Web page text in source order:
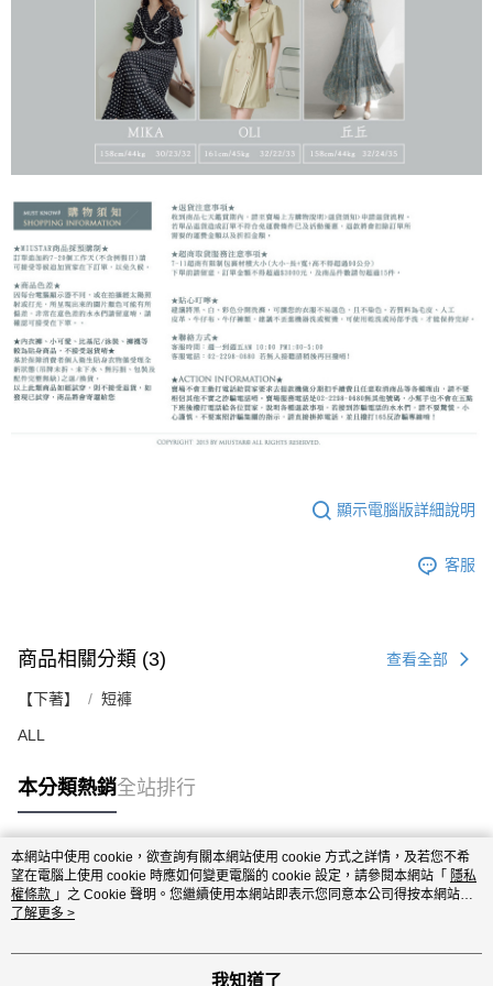
顯示電腦版詳細說明
客服
商品相關分類 (3) 查看全部
【下著】 短褲
ALL
本分類熱銷全站排行
熱門標籤
本網站中使用 cookie，欲查詢有關本網站使用 cookie 方式之詳情，及若您不希
望在電腦上使用 cookie 時應如何變更電腦的 cookie 設定，請參閱本網站「 隱私
權條款 」之 Cookie 聲明。您繼續使用本網站即表示您同意本公司得按本網站使
用條款之 Cookie 聲明使用 cookie。
了解更多 >
我知道了